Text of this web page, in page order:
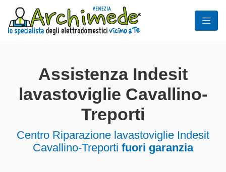
Assistenza Indesit
lavastoviglie Cavallino-
Treporti
Centro Riparazione lavastoviglie Indesit
Cavallino-Treporti fuori garanzia